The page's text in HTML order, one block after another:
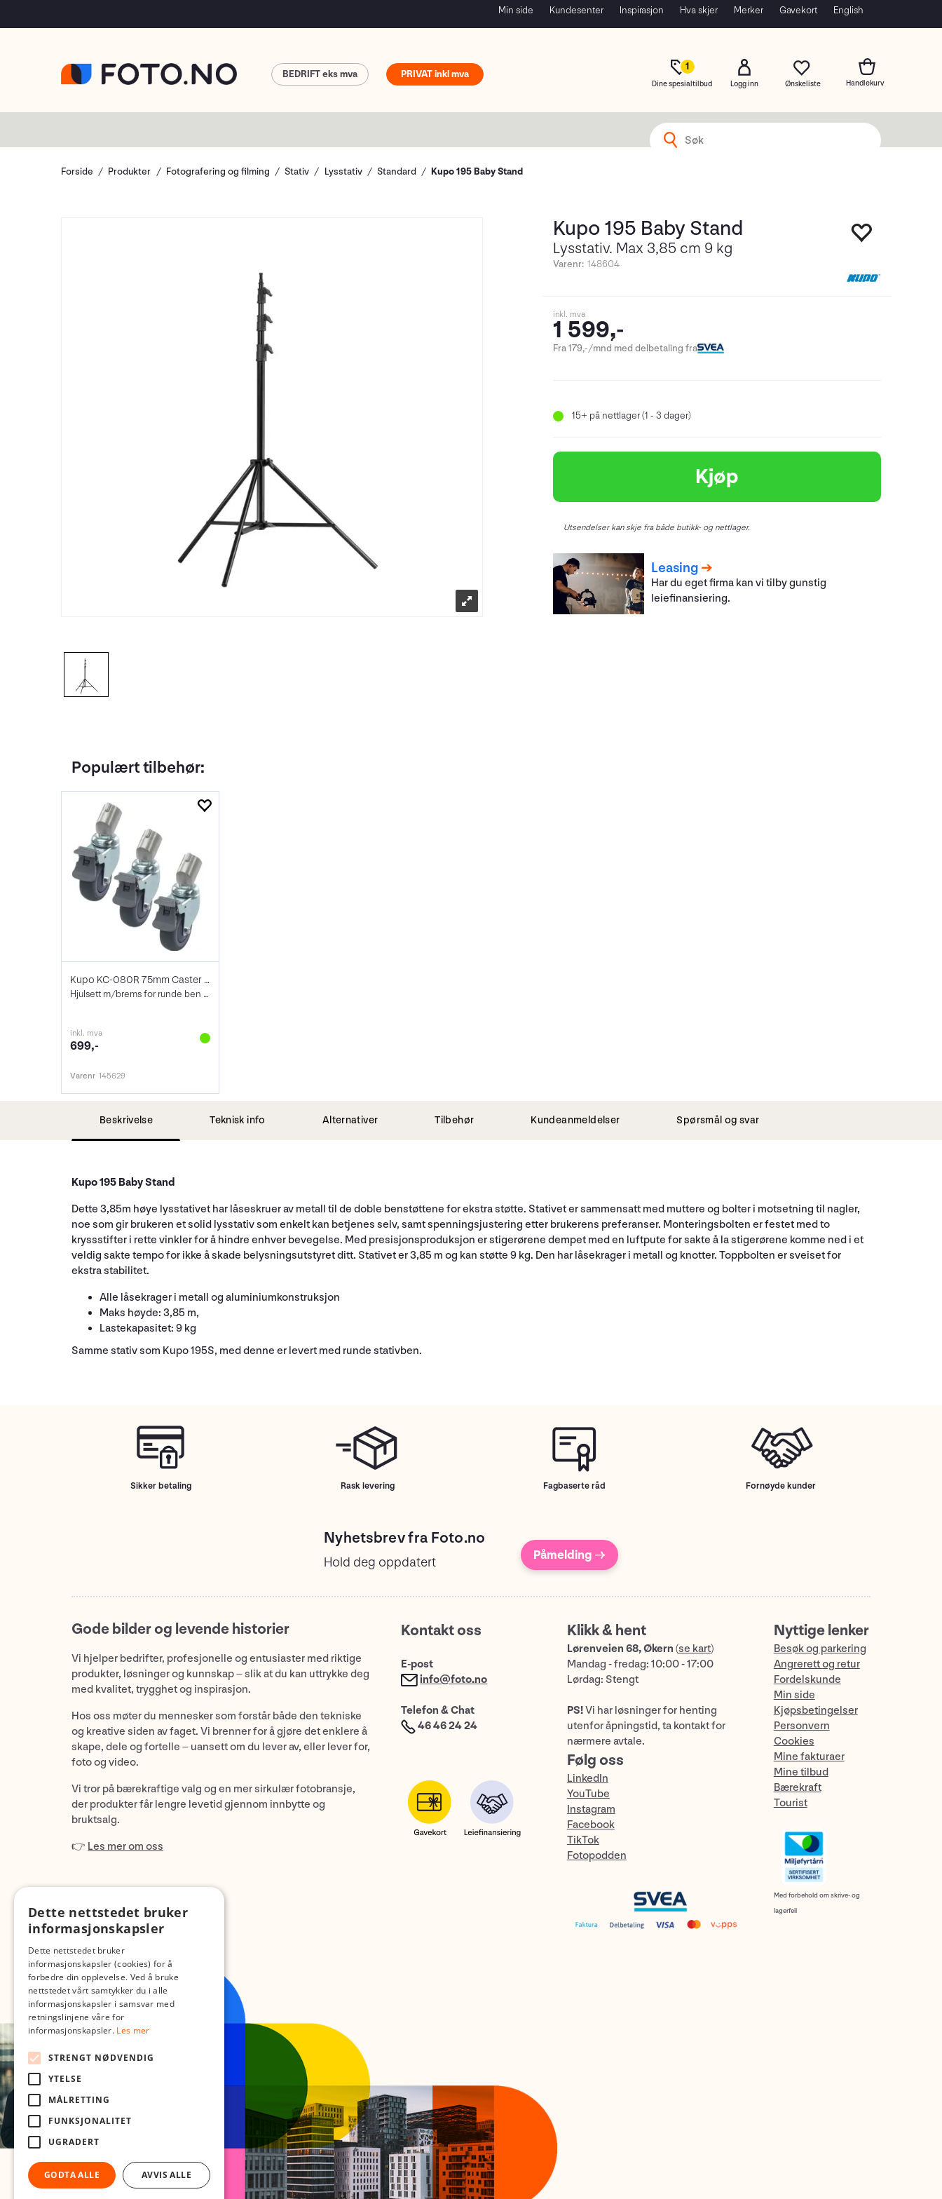
Min side Kundesenter Inspirasjon Hva skjer Merker Gavekort English
1
Dine spesialtilbud Logg inn
PRIVAT
BEDRIFT
Forside Produkter Fotografering og filming Stativ Lysstativ Standard Kupo 195 Baby Stand
Kupo 195 Baby Stand
Lysstativ. Max 3,85 cm 9 kg
Varenr: 148604
inkl. mva
1 599,-
Fra 179,-/mnd med delbetaling fra
15+ på nettlager (1 - 3 dager)
Kjøp
Utsendelser kan skje fra både butikk- og nettlager.
Leasing
Har du eget firma kan vi tilby gunstig
leiefinansiering.
Populært tilbehør:
Kupo KC-080R 75mm Caster with Brake 22mm
Hjulsett m/brems for runde ben ø22mm
inkl. mva
699,-
Varenr 145629
Beskrivelse Teknisk info Alternativer Tilbehør Kundeanmeldelser Spørsmål og svar
Kupo 195 Baby Stand
Dette 3,85m høye lysstativet har låseskruer av metall til de doble benstøttene for ekstra støtte. Stativet er sammensatt med muttere og bolter i motsetning til nagler,
noe som gir brukeren et solid lysstativ som enkelt kan betjenes selv, samt spenningsjustering etter brukerens preferanser. Monteringsbolten er festet med to
kryssstifter i rette vinkler for å hindre enhver bevegelse. Med presisjonsproduksjon er stigerørene dempet med en luftpute for sakte å la stigerørene komme ned i et
veldig sakte tempo for ikke å skade belysningsutstyret ditt. Stativet er 3,85 m og kan støtte 9 kg. Den har låsekrager i metall og knotter. Toppbolten er sveiset for
ekstra stabilitet.
Alle låsekrager i metall og aluminiumkonstruksjon
Maks høyde: 3,85 m,
Lastekapasitet: 9 kg
Samme stativ som Kupo 195S, med denne er levert med runde stativben.
Sikker betaling Rask levering Fagbaserte råd Fornøyde kunder
Nyhetsbrev fra Foto.no
Hold deg oppdatert Påmelding →
Gode bilder og levende historier
Vi hjelper bedrifter, profesjonelle og entusiaster med riktige
produkter, løsninger og kunnskap – slik at du kan uttrykke deg
med kvalitet, trygghet og inspirasjon.
Hos oss møter du mennesker som forstår både den tekniske
og kreative siden av faget. Vi brenner for å gjøre det enklere å
skape, dele og fortelle – uansett om du lever av, eller lever for,
foto og video.
Vi tror på bærekraftige valg og en mer sirkulær fotobransje,
der produkter får lengre levetid gjennom innbytte og
bruktsalg.
👉 Les mer om oss
Kontakt oss
E-post
info@foto.no
Telefon & Chat
46 46 24 24
Klikk & hent
Lørenveien 68, Økern (se kart)
Mandag - fredag: 10:00 - 17:00
Lørdag: Stengt
PS!Vi har løsninger for henting
utenfor åpningstid, ta kontakt for
nærmere avtale.
Følg oss
LinkedIn
YouTube
Instagram
Facebook
TikTok
Fotopodden
Nyttige lenker
Besøk og parkering
Angrerett og retur
Fordelskunde
Min side
Kjøpsbetingelser
Personvern
Cookies
Mine fakturaer
Mine tilbud
Bærekraft
Tourist
Med forbehold om skrive- og
lagerfeil
Dette nettstedet bruker
informasjonskapsler
Dette nettstedet bruker
informasjonskapsler (cookies) for å
forbedre din opplevelse. Ved å bruke
nettstedet vårt samtykker du i alle
informasjonskapsler i samsvar med
retningslinjene våre for
informasjonskapsler. Les mer
STRENGT NØDVENDIG
YTELSE
MÅLRETTING
FUNKSJONALITET
UGRADERT
GODTA ALLE AVVIS ALLE